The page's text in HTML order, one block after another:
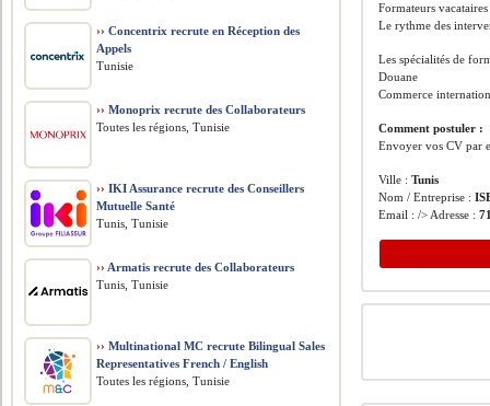
Formateurs
Le rythme des
Les spécialités de
Douane
Commerce
Comment postuler :
Envoyer vos CV par
Ville :Tunis
Nom / Entreprise :
Email : /> Adresse :
›› Concentrix recrute en Réception des
Appels
Tunisie
›› Monoprix recrute des Collaborateurs
Toutes les régions, Tunisie
›› IKI Assurance recrute des Conseillers
Mutuelle Santé
Tunis, Tunisie
›› Armatis recrute des Collaborateurs
Tunis, Tunisie
›› Multinational MC recrute Bilingual Sales
Representatives French / English
Toutes les régions, Tunisie